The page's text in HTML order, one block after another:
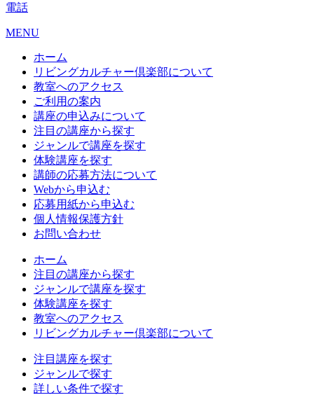
電話
MENU
ホーム
リビングカルチャー倶楽部について
教室へのアクセス
ご利用の案内
講座の申込みについて
注目の講座から探す
ジャンルで講座を探す
体験講座を探す
講師の応募方法について
Webから申込む
応募用紙から申込む
個人情報保護方針
お問い合わせ
ホーム
注目の講座から探す
ジャンルで講座を探す
体験講座を探す
教室へのアクセス
リビングカルチャー倶楽部について
注目講座を探す
ジャンルで探す
詳しい条件で探す